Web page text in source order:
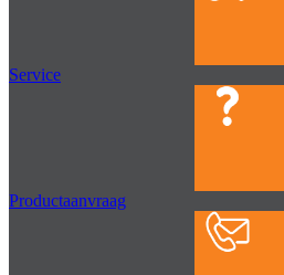
Service
Productaanvraag